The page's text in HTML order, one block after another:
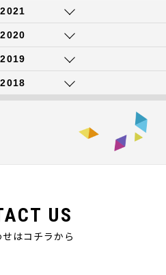
2021
2020
2019
2018
US
はコチラから